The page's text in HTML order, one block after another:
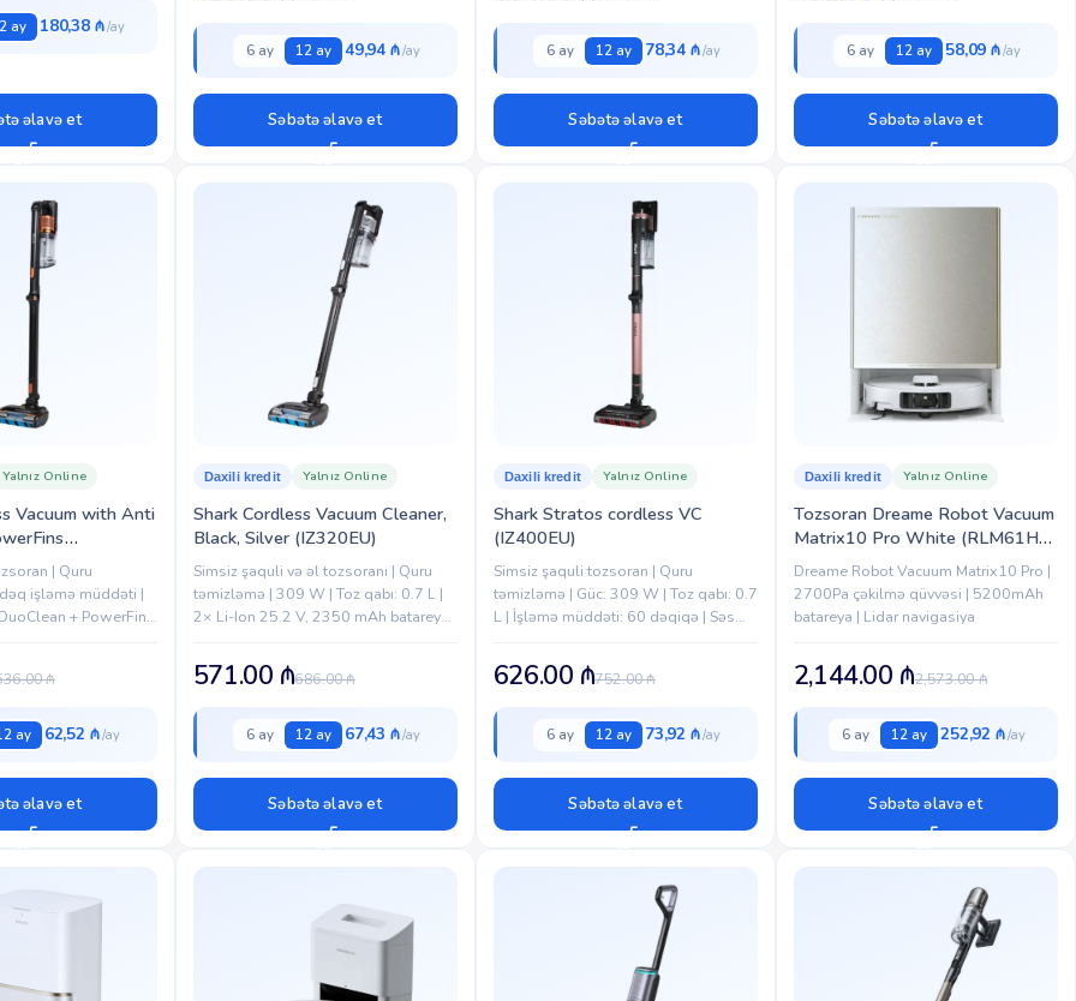
ay 180,38 ₼
əlavə et
6 ay 12 ay 49,94 ₼
Səbətə əlavə et
6 ay 12 ay 78,34 ₼
Səbətə əlavə et
6 ay 12 ay 58,09 ₼
Səbətə əlavə et
Vacuum with Anti
Flexology
Yalnız Online
| Quru
işləmə müddəti |
+ PowerFins
₼
ay 62,52 ₼
əlavə et
Shark Cordless Vacuum Cleaner,
Black, Silver (IZ320EU)
Daxili kredit Yalnız Online
Simsiz şaquli və əl tozsoranı | Quru
təmizləmə | 309 W | Toz qabı: 0.7 L |
2× Li-Ion 25.2 V, 2350 mAh batareya |
686.00₼
571.00 ₼
6 ay 12 ay 67,43 ₼
Səbətə əlavə et
Shark Stratos cordless VC
(IZ400EU)
Daxili kredit Yalnız Online
Simsiz şaquli tozsoran | Quru
təmizləmə | Güc: 309 W | Toz qabı: 0.7
L | İşləmə müddəti: 60 dəqiqə | Səs
752.00₼
626.00 ₼
6 ay 12 ay 73,92 ₼
Səbətə əlavə et
Tozsoran Dreame Robot Vacuum
Matrix10 Pro White (RLM61HE)
EUA
Daxili kredit Yalnız Online
Dreame Robot Vacuum Matrix10 Pro |
2700Pa çəkilmə qüvvəsi | 5200mAh
batareya | Lidar navigasiya
2,573.00₼
2,144.00 ₼
6 ay 12 ay 252,92 ₼
Səbətə əlavə et